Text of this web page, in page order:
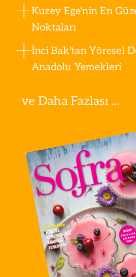
Kuzey Ege'nin En
Noktaları
İnci Bak'tan Yöresel
Anadolu Yemekleri
ve Daha Fazlası ...